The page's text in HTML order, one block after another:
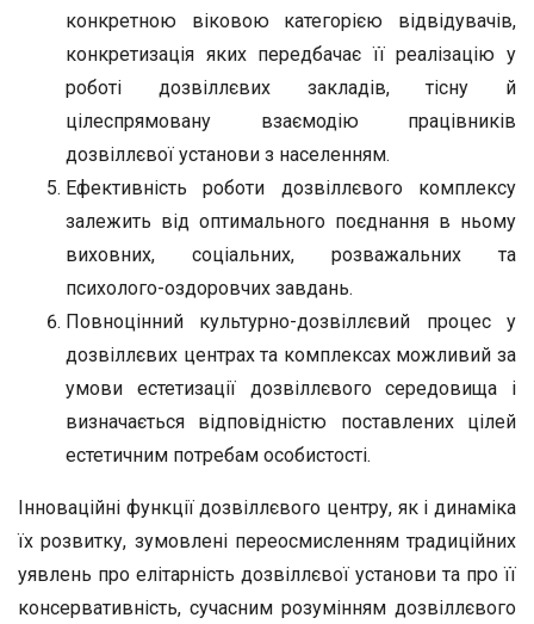
конкретною віковою категорією відвідувачів,
конкретизація яких передбачає її реалізацію у
роботі дозвіллєвих закладів, тісну й
цілеспрямовану взаємодію працівників
дозвіллєвої установи з населенням.
Ефективність роботи дозвіллєвого комплексу
залежить від оптимального поєднання в ньому
виховних, соціальних, розважальних та
психолого-оздоровчих завдань.
Повноцінний культурно-дозвіллєвий процес у
дозвіллєвих центрах та комплексах можливий за
умови естетизації дозвіллєвого середовища і
визначається відповідністю поставлених цілей
естетичним потребам особистості.
Інноваційні функції дозвіллєвого центру, як і динаміка
їх розвитку, зумовлені переосмисленням традиційних
уявлень про елітарність дозвіллєвої установи та про її
консервативність, сучасним розумінням дозвіллєвого